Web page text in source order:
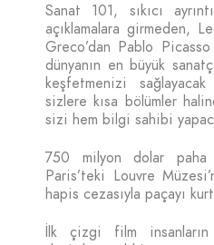
Sanat 101, sıkıcı
açıklamalara girmeden,
Greco’dan Pablo
dünyanın en büyük
keşfetmenizi
sizlere kısa bölümler
sizi hem bilgi sahibi
750 milyon dolar paha
Paris’teki Louvre
hapis cezasıyla paçayı
İlk çizgi film insanların